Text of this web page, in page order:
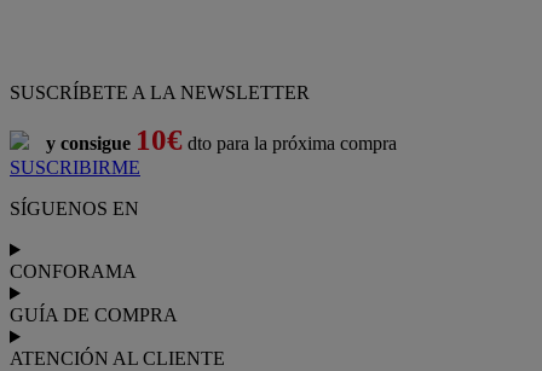
SUSCRÍBETE A LA NEWSLETTER
y consigue 10€ dto para la próxima compra
SUSCRIBIRME
SÍGUENOS EN
CONFORAMA
GUÍA DE COMPRA
ATENCIÓN AL CLIENTE